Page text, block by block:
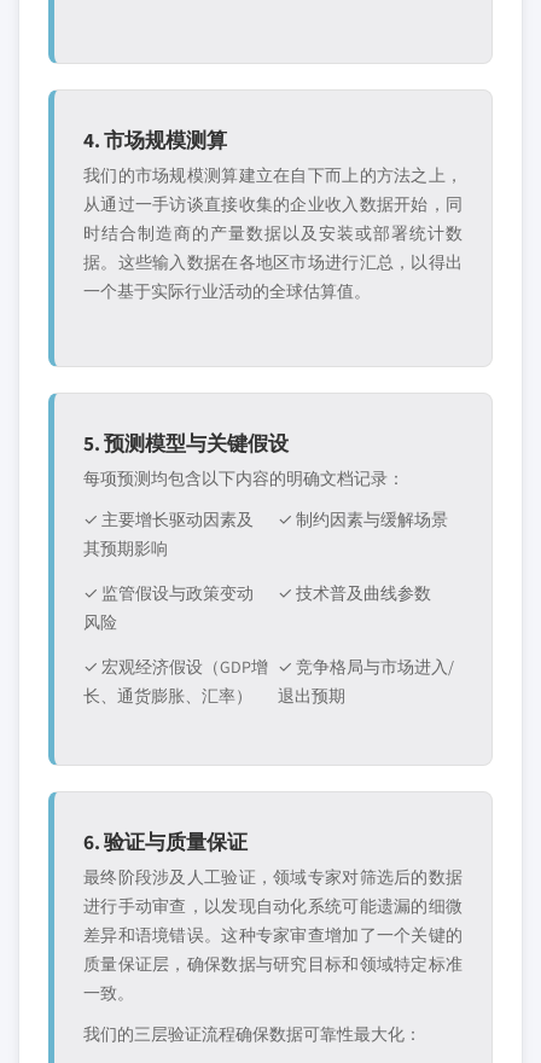
4. 市场规模测算
我们的市场规模测算建立在自下而上的方法之上，
从通过一手访谈直接收集的企业收入数据开始，同
时结合制造商的产量数据以及安装或部署统计数
据。这些输入数据在各地区市场进行汇总，以得出
一个基于实际行业活动的全球估算值。
5. 预测模型与关键假设
每项预测均包含以下内容的明确文档记录：
✓ 主要增长驱动因素及
其预期影响
✓ 制约因素与缓解场景
✓ 监管假设与政策变动
风险
✓ 技术普及曲线参数
✓ 宏观经济假设（GDP增
长、通货膨胀、汇率）
✓ 竞争格局与市场进入/
退出预期
6. 验证与质量保证
最终阶段涉及人工验证，领域专家对筛选后的数据
进行手动审查，以发现自动化系统可能遗漏的细微
差异和语境错误。这种专家审查增加了一个关键的
质量保证层，确保数据与研究目标和领域特定标准
一致。
我们的三层验证流程确保数据可靠性最大化：